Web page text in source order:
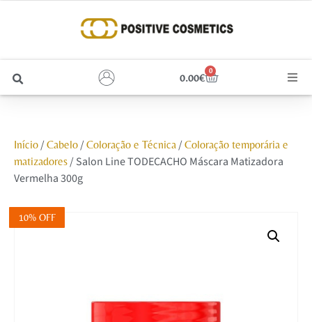
0.00€
0
Unhas
Homem
Rosto
Início/ Cabelo/ Coloração e Técnica/ Coloração temporária e
matizadores/ Salon Line TODECACHO Máscara Matizadora
Vermelha 300g
10% OFF